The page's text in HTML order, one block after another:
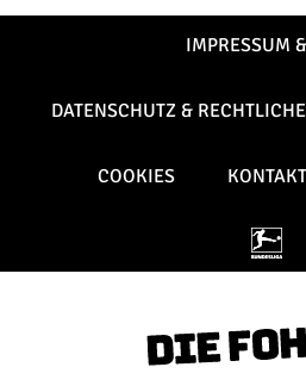
IMPRESSUM
DATENSCHUTZ &
COOKIES KONTAKT